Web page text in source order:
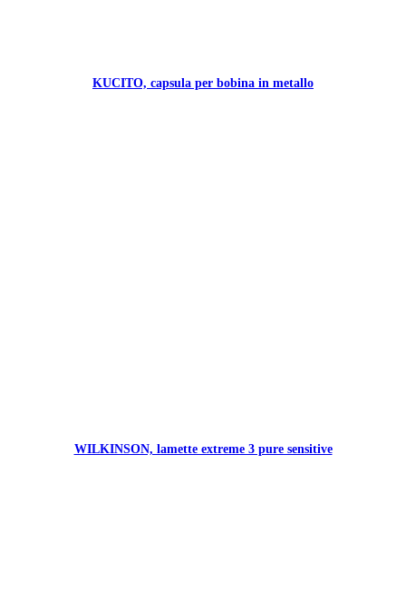
KUCITO, capsula per bobina in metallo
WILKINSON, lamette extreme 3 pure sensitive